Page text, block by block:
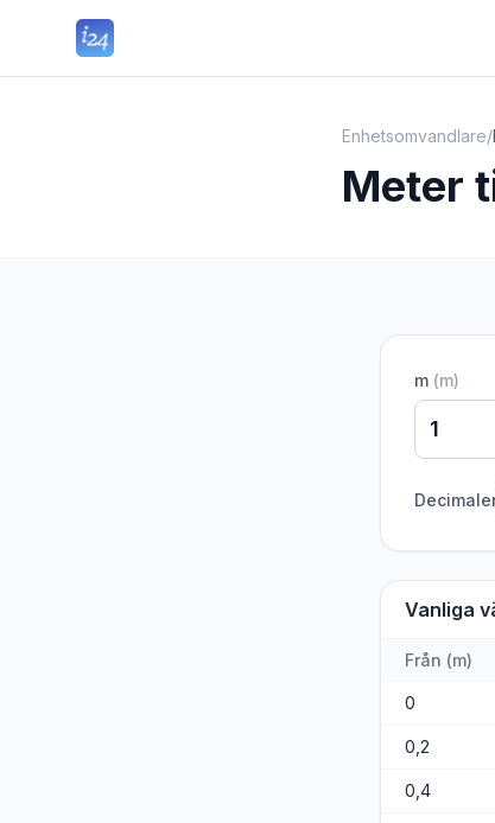
Enhetsomvandlare/
Meter
m (m)
Vanliga
Från (m)
0
0,2
0,4